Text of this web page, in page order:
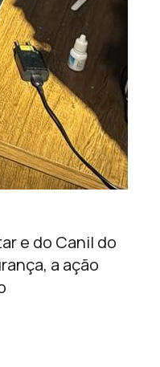
e do Canil do
a ação